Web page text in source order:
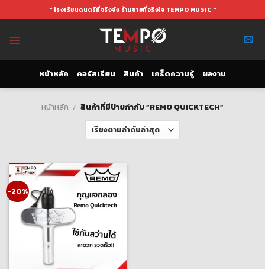
to
" โรงเรียนดนตรีที่จริงจัง ร้านขายที่จริงใจ TEMPO MUSIC "
หน้าหลัก คอร์สเรียน สินค้า เกร็ดความรู้ ผลงาน
หน้าหลัก / สินค้าที่มีป้ายกำกับ “REMO QUICKTECH”
-20%